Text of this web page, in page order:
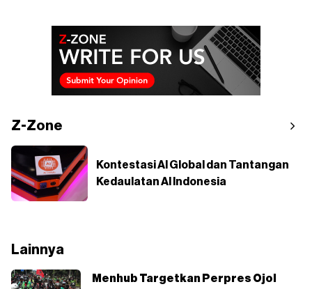
Z-Zone
Kontestasi AI Global dan Tantangan
Kedaulatan AI Indonesia
Lainnya
Menhub Targetkan Perpres Ojol